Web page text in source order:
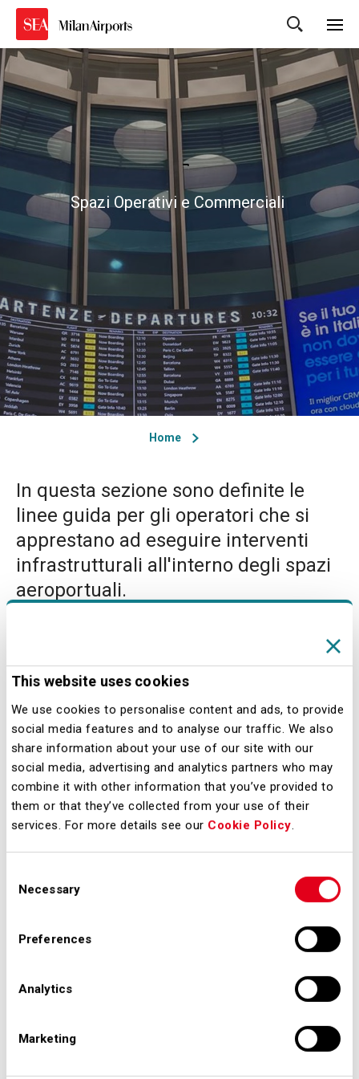
This website uses cookies
We use cookies to personalise content and ads, to provide
social media features and to analyse our traffic. We also
share information about your use of our site with our
social media, advertising and analytics partners who may
combine it with other information that you’ve provided to
them or that they’ve collected from your use of their
services. For more details see our Cookie Policy.
Selection
Necessary
Preferences
Analytics
Marketing
Cerca
Spazi Operativi e Commerciali
Home
In questa sezione sono definite le
linee guida per gli operatori che si
apprestano ad eseguire interventi
infrastrutturali all'interno degli spazi
aeroportuali.
Aeroporti di Milano Linate e di Milano
Malpensa e dovranno essere
osservate da tutti gli operatori
assegnatari di spazi concessi in
utilizzo dal Gestore Aeroportuale, sia
che si tratti di nuove realizzazioni, sia
di ristrutturazione di strutture
esistenti.
DOCUMENTAZIONE
Clicca al seguente link per accedere
alla documentazione relativa alla